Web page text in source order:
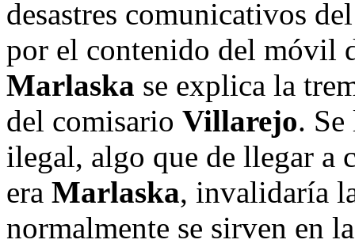
desastres comunicativos
por el contenido del móvil
Marlaska se explica la
del comisario Villarejo.
ilegal, algo que de llegar a
era Marlaska, invalidaría
normalmente se sirven en